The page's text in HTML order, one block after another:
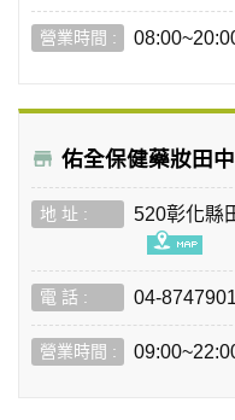
佑全保健藥妝田
520彰化縣
04-8747901